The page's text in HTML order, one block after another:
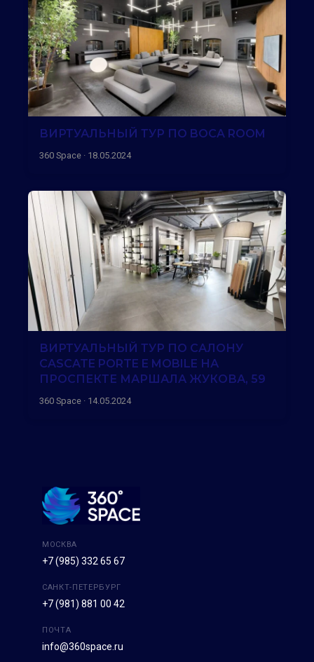
ВИРТУАЛЬНЫЙ ТУР ПО BOCA ROOM
360 Space · 18.05.2024
ВИРТУАЛЬНЫЙ ТУР ПО САЛОНУ
CASCATE PORTE E MOBILE НА
ПРОСПЕКТЕ МАРШАЛА ЖУКОВА, 59
360 Space · 14.05.2024
МОСКВА
+7 (985) 332 65 67
САНКТ-ПЕТЕРБУРГ
+7 (981) 881 00 42
ПОЧТА
info@360space.ru